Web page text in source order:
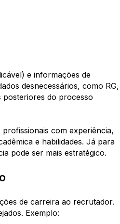
e informações de
desnecessários, como RG,
posteriores do processo
com experiência,
e habilidades. Já para
pode ser mais estratégico.
de carreira ao recrutador.
Exemplo: